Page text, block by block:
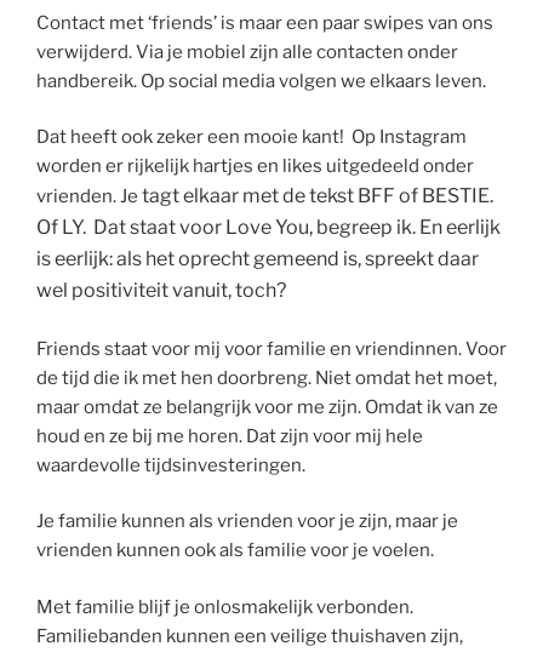
Contact met ‘friends’ is maar een paar swipes van ons
verwijderd. Via je mobiel zijn alle contacten onder
handbereik. Op social media volgen we elkaars leven.
Dat heeft ook zeker een mooie kant! Op Instagram
worden er rijkelijk hartjes en likes uitgedeeld onder
vrienden. Je tagt elkaar met de tekst BFF of BESTIE.
Of LY. Dat staat voor Love You, begreep ik. En eerlijk
is eerlijk: als het oprecht gemeend is, spreekt daar
wel positiviteit vanuit, toch?
Friends staat voor mij voor familie en vriendinnen. Voor
de tijd die ik met hen doorbreng. Niet omdat het moet,
maar omdat ze belangrijk voor me zijn. Omdat ik van ze
houd en ze bij me horen. Dat zijn voor mij hele
waardevolle tijdsinvesteringen.
Je familie kunnen als vrienden voor je zijn, maar je
vrienden kunnen ook als familie voor je voelen.
Met familie blijf je onlosmakelijk verbonden.
Familiebanden kunnen een veilige thuishaven zijn,